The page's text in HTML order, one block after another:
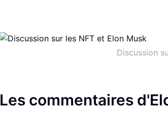
Discussion
Les commentaires